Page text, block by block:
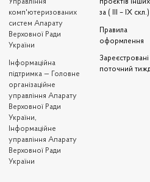
Управління
комп'ютеризованих
систем Апарату
Верховної Ради
України
Iнформаційна
підтримка — Головне
організаційне
управління Апарату
Верховної Ради
України,
Інформаційне
управління Апарату
Верховної Ради
України
проєктів інших
за ( III – IX скл.)
Правила
оформлення
Зареєстровані
поточний